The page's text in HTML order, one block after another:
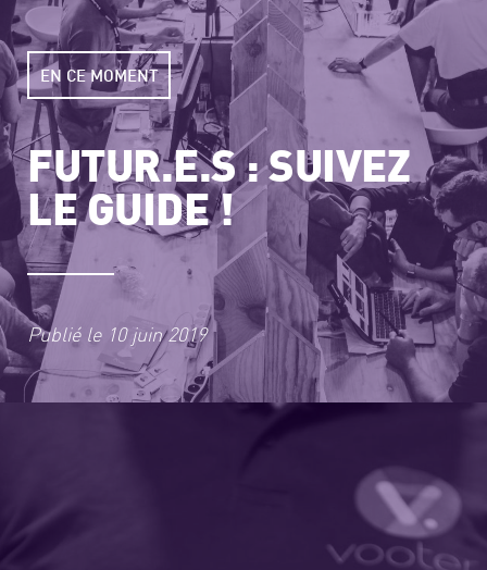
EN CE MOMENT
FUTUR.E.S : SUIVEZ
LE GUIDE !
Publié le 10 juin 2019